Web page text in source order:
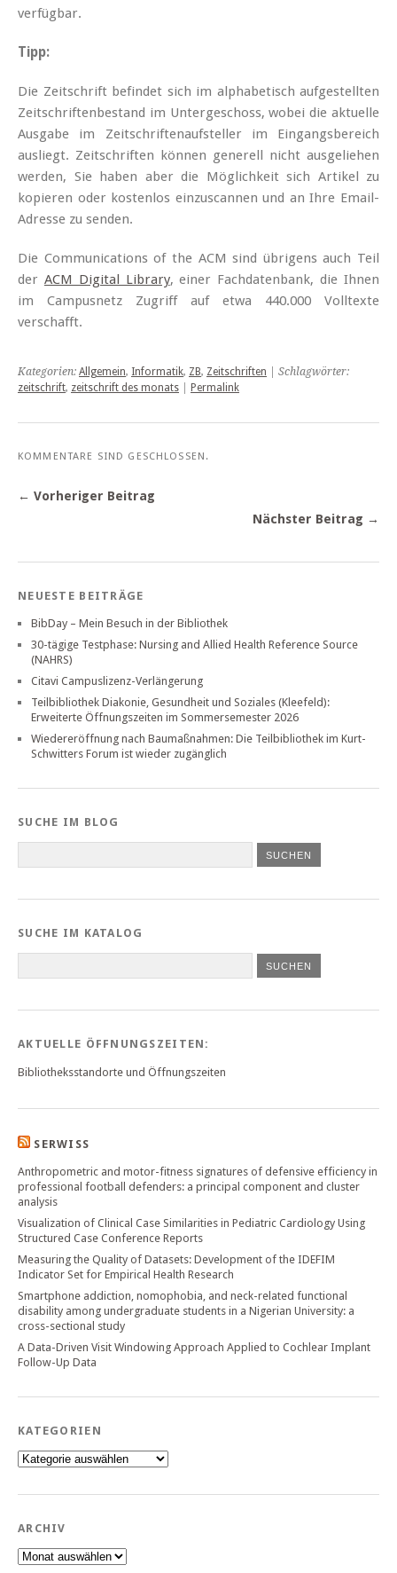
verfügbar.
Tipp:
Die Zeitschrift befindet sich im alphabetisch aufgestellten
Zeitschriftenbestand im Untergeschoss, wobei die aktuelle
Ausgabe im Zeitschriftenaufsteller im Eingangsbereich
ausliegt. Zeitschriften können generell nicht ausgeliehen
werden, Sie haben aber die Möglichkeit sich Artikel zu
kopieren oder kostenlos einzuscannen und an Ihre Email-
Adresse zu senden.
Die Communications of the ACM sind übrigens auch Teil
der ACM Digital Library, einer Fachdatenbank, die Ihnen
im Campusnetz Zugriff auf etwa 440.000 Volltexte
verschafft.
Kategorien: Allgemein, Informatik, ZB, Zeitschriften | Schlagwörter:
zeitschrift, zeitschrift des monats Permalink
KOMMENTARE SIND GESCHLOSSEN.
← Vorheriger Beitrag
Nächster Beitrag →
NEUESTE BEITRÄGE
BibDay – Mein Besuch in der Bibliothek
30-tägige Testphase: Nursing and Allied Health Reference Source
(NAHRS)
Citavi Campuslizenz-Verlängerung
Teilbibliothek Diakonie, Gesundheit und Soziales (Kleefeld):
Erweiterte Öffnungszeiten im Sommersemester 2026
Wiedereröffnung nach Baumaßnahmen: Die Teilbibliothek im Kurt-
Schwitters Forum ist wieder zugänglich
SUCHE IM BLOG
SUCHE IM KATALOG
SUCHEN
AKTUELLE ÖFFNUNGSZEITEN:
Bibliotheksstandorte und Öffnungszeiten
SERWISS
Anthropometric and motor-fitness signatures of defensive efficiency in
professional football defenders: a principal component and cluster
analysis
Visualization of Clinical Case Similarities in Pediatric Cardiology Using
Structured Case Conference Reports
Measuring the Quality of Datasets: Development of the IDEFIM
Indicator Set for Empirical Health Research
Smartphone addiction, nomophobia, and neck-related functional
disability among undergraduate students in a Nigerian University: a
cross-sectional study
A Data-Driven Visit Windowing Approach Applied to Cochlear Implant
Follow-Up Data
KATEGORIEN
Kategorien
ARCHIV
Archiv